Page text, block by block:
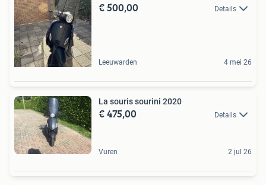
€ 500,00 Details
Leeuwarden 4 mei 26
La souris sourini 2020
€ 475,00 Details
Vuren 2 jul 26